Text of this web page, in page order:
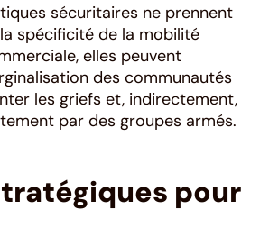
sécuritaires ne prennent
spécificité de la mobilité
elles peuvent
des communautés
les griefs et, indirectement,
par des groupes armés.
pour